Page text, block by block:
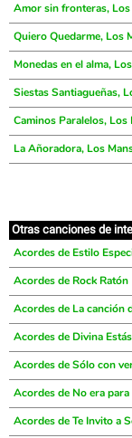
Amor sin fronteras,
Quiero Quedarme, Los
Monedas en el alma,
Siestas Santiagueñas,
Caminos Paralelos,
La Añoradora, Los
Otras canciones de
Acordes de Estilo
Acordes de Rock Ratón
Acordes de La canción
Acordes de Divina Estás
Acordes de Sólo con
Acordes de No era para
Acordes de Te Invito a